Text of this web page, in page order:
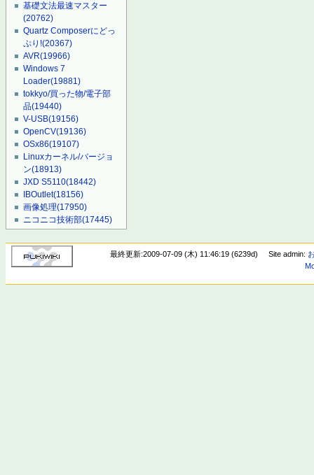
基礎文法最速マスター
(20762)
Quartz Composerにどっ
ぷり!(20367)
AVR(19966)
Windows 7
Loader(19881)
tokkyo/買った物/電子部
品(19440)
V-USB(19156)
OpenCV(19136)
OSx86(19107)
Linuxカーネル/バージョ
ン(18913)
JXD S5110(18442)
IBOutlet(18156)
画像処理(17950)
ニコニコ技術部(17445)
最終更新:2009-07-09 (木) 11:46:19 (6239d) Site admin: